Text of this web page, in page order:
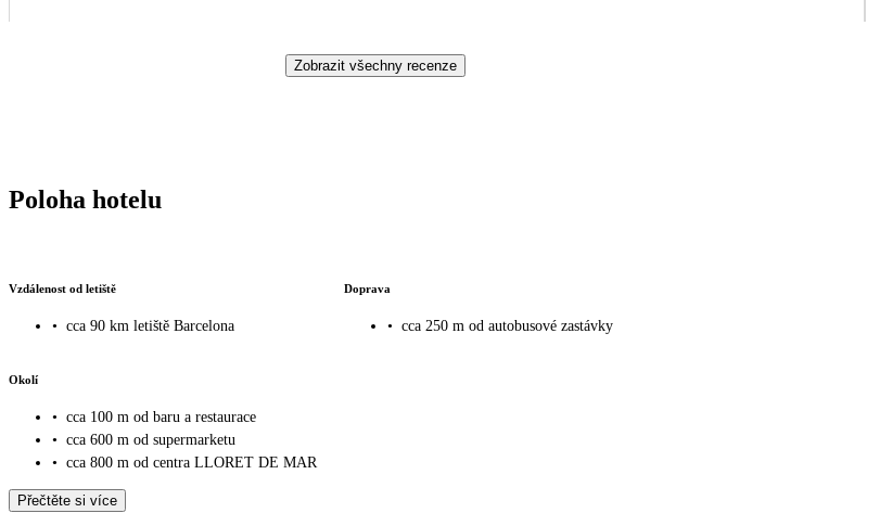
Zobrazit všechny recenze
Poloha hotelu
Vzdálenost od letiště
• cca 90 km letiště Barcelona
Doprava
• cca 250 m od autobusové zastávky
Okolí
• cca 100 m od baru a restaurace
• cca 600 m od supermarketu
• cca 800 m od centra LLORET DE MAR
Přečtěte si více